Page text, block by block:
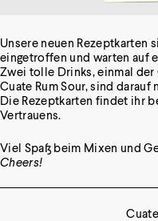
Unsere neuen Rezeptkarten
eingetroffen und warten auf
Zwei tolle Drinks, einmal der
Cuate Rum Sour, sind
Die Rezeptkarten findet ihr
Vertrauens.
Viel Spaß beim Mixen und
Cheers!